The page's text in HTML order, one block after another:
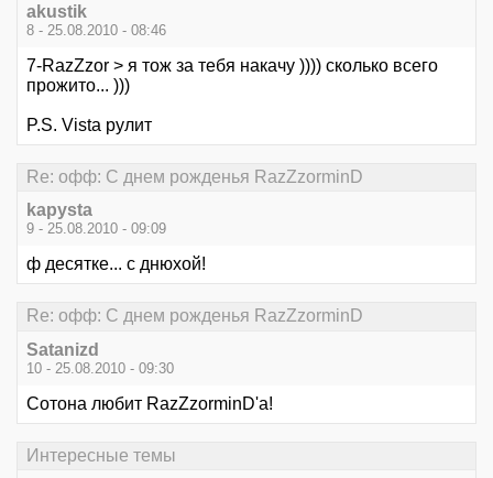
akustik
8 - 25.08.2010 - 08:46
7-RazZzor > я тож за тебя накачу )))) сколько всего
прожито... )))
P.S. Vista рулит
Re: офф: С днем рожденья RazZzorminD
kapysta
9 - 25.08.2010 - 09:09
ф десятке... с днюхой!
Re: офф: С днем рожденья RazZzorminD
Satanizd
10 - 25.08.2010 - 09:30
Сотона любит RazZzorminD'а!
Интересные темы